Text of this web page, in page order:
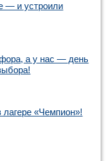
— и устроили
а у нас — день
«Чемпион»!